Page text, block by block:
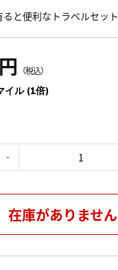
と便利なトラベルセット
（税込）
イル (1倍)
在庫がありません